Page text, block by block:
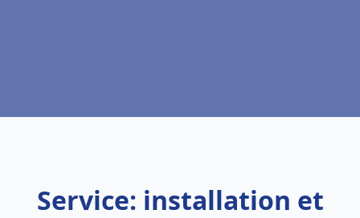
Service: installation et